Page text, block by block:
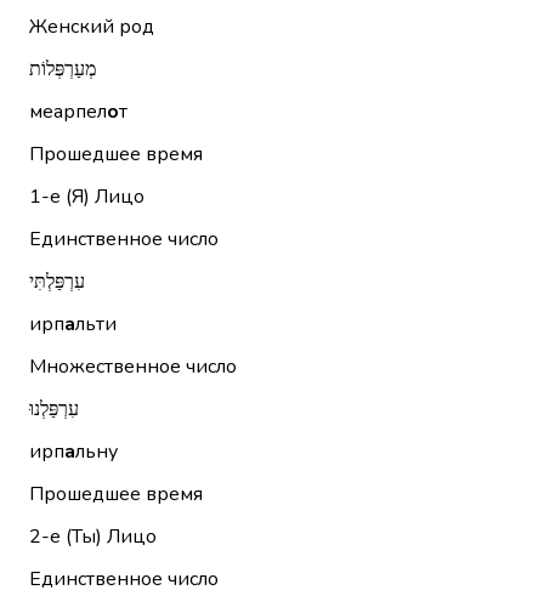
Женский род
מְעַרְפְּלוֹת
меарпелот
Прошедшее время
1-е (Я) Лицо
Единственное число
עִרְפַּלְתִּי
ирпальти
Множественное число
עִרְפַּלְנוּ
ирпальну
Прошедшее время
2-е (Ты) Лицо
Единственное число